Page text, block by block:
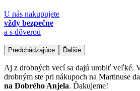
U nás nakupujete
vždy bezpečne
a s dôverou
Predchádzajúce Ďalšie
Aj z drobných vecí sa dajú urobiť veľké.
drobným ste pri nákupoch na Martinuse
na Dobrého Anjela. Ďakujeme!